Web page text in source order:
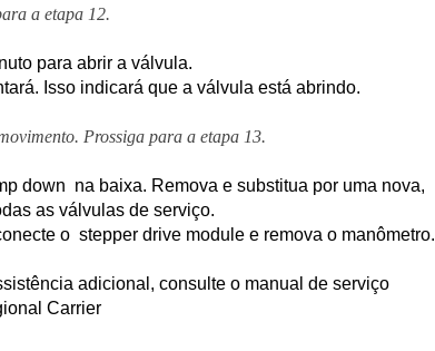
a etapa 12.
para abrir a válvula.
Isso indicará que a válvula está abrindo.
Prossiga para a etapa 13.
down na baixa. Remova e substitua por uma nova,
as válvulas de serviço.
o stepper drive modulee remova o manômetro.
adicional, consulte o manual de serviço
Carrier